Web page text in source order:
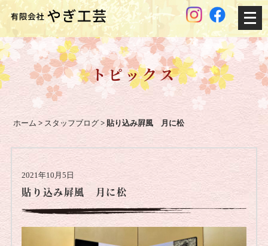
メ
ニ
ー
トピックス
ホーム > スタッフブログ > 貼り込み屛風 月に松
2021年10月5日
貼り込み屛風 月に松